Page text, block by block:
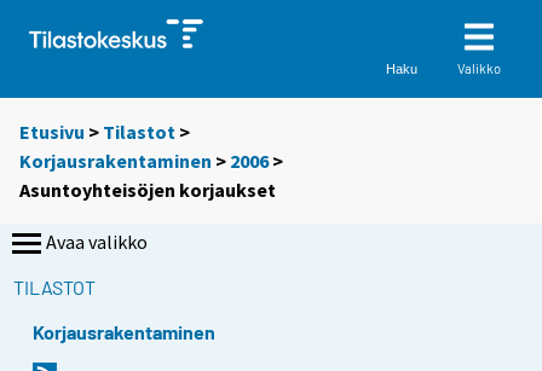
Haku Valikko
Etusivu > Tilastot >
Korjausrakentaminen > 2006>
Asuntoyhteisöjen korjaukset
Avaa valikko
TILASTOT
Korjausrakentaminen